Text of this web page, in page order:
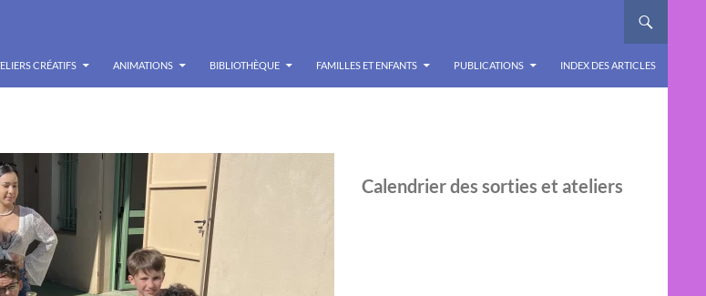
CRÉATIFS ANIMATIONS BIBLIOTHÈQUE FAMILLES ET ENFANTS PUBLICATIONS INDEX DES ARTICLES
Calendrier des sorties et ateliers